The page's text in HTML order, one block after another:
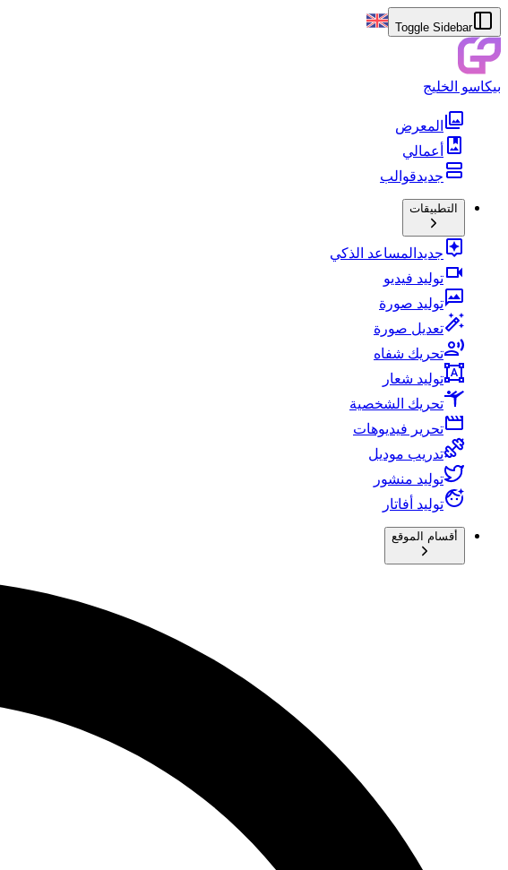
Toggle Sidebar
بيكاسو الخليج
المعرض
أعمالي
جديدقوالب
التطبيقات
جديد المساعد الذكي
توليد فيديو
توليد صورة
تعديل صورة
تحريك شفاه
توليد شعار
تحريك الشخصية
تحرير فيديوهات
تدريب موديل
توليد منشور
توليد أفاتار
أقسام الموقع